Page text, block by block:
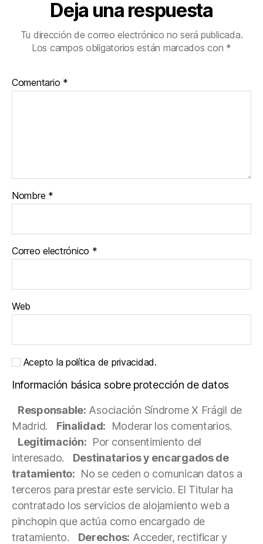
Deja una respuesta
Tu dirección de correo electrónico no será publicada.
Los campos obligatorios están marcados con *
Comentario *
Nombre *
Correo electrónico *
Web
Acepto la política de privacidad.
Información básica sobre protección de datos
Responsable: Asociación Síndrome X Frágil de
Madrid.
Finalidad: Moderar los comentarios.
Legitimación: Por consentimiento del
interesado.
Destinatarios y encargados de
tratamiento: No se ceden o comunican datos a
terceros para prestar este servicio. El Titular ha
contratado los servicios de alojamiento web a
pinchopin que actúa como encargado de
tratamiento.
Derechos: Acceder, rectificar y